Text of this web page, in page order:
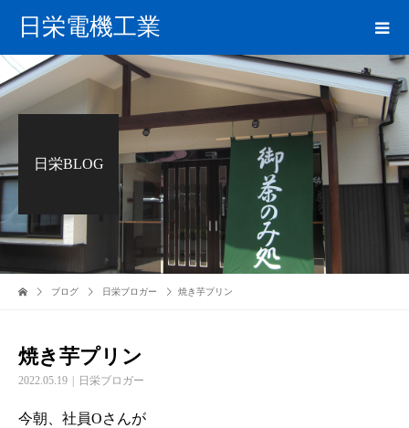
日栄電機工業
日栄BLOG
ブログ 日栄ブロガー 焼き芋プリン
焼き芋プリン
2022.05.19 日栄ブロガー
今朝、社員Oさんが